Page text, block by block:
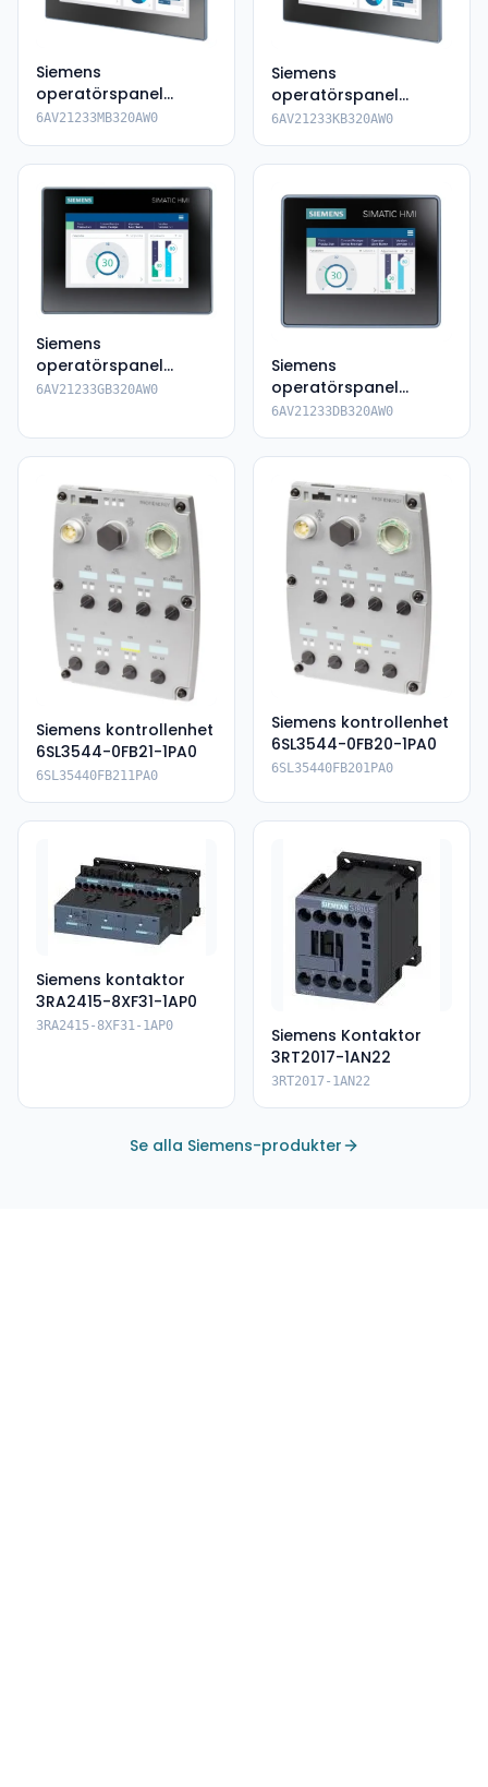
Siemens
operatörspanel
6AV2123-3MB32-
6AV21233MB320AW0
Siemens
operatörspanel
6AV2123-3KB32-0AW0
6AV21233KB320AW0
Siemens
operatörspanel
6AV2123-3GB32-
6AV21233GB320AW0
Siemens
operatörspanel
6AV2123-3DB32-0AW0
6AV21233DB320AW0
Siemens kontrollenhet
6SL3544-0FB21-1PA0
6SL35440FB211PA0
Siemens kontrollenhet
6SL3544-0FB20-1PA0
6SL35440FB201PA0
Siemens kontaktor
3RA2415-8XF31-1AP0
3RA2415-8XF31-1AP0
Siemens Kontaktor
3RT2017-1AN22
3RT2017-1AN22
Se alla Siemens-produkter